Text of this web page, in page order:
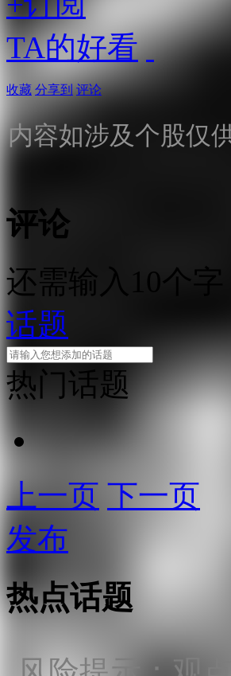
TA的好看
收藏 分享到 评论
内容如涉及个股仅
评论
还需输入10个字
话题
热门话题
上一页 下一页
发布
热点话题